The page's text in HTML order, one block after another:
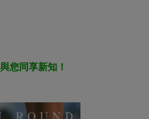
您同享新知！